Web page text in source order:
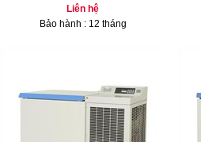
Liên hệ
Bảo hành : 12 tháng